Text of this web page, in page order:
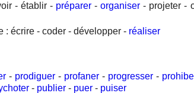
- établir - préparer -organiser - projeter -
: écrire - coder - développer - réaliser
- prodiguer- profaner- progresser -
- publier - puer - puiser